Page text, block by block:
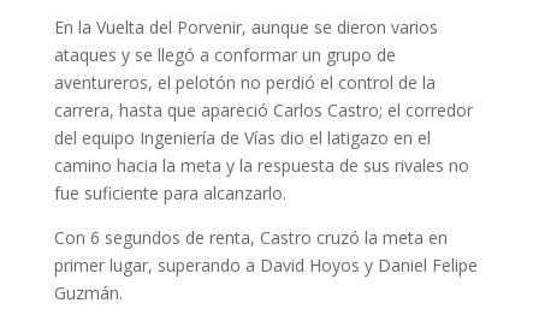
En la Vuelta del Porvenir, aunque se dieron varios
ataques y se llegó a conformar un grupo de
aventureros, el pelotón no perdió el control de la
carrera, hasta que apareció Carlos Castro; el corredor
del equipo Ingeniería de Vías dio el latigazo en el
camino hacia la meta y la respuesta de sus rivales no
fue suficiente para alcanzarlo.
Con 6 segundos de renta, Castro cruzó la meta en
primer lugar, superando a David Hoyos y Daniel Felipe
Guzmán.